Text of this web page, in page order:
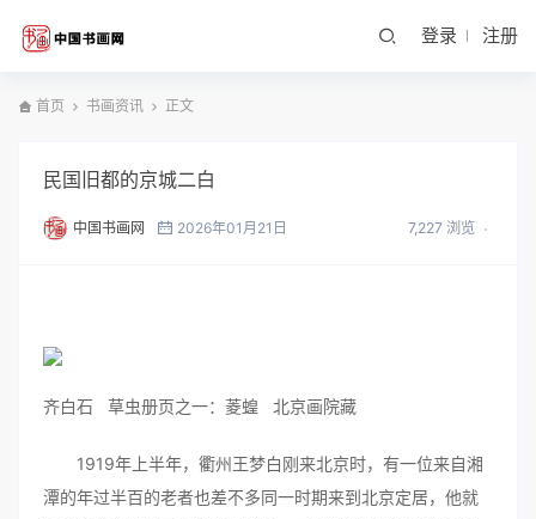
登录 注册
首页 书画资讯 正文
民国旧都的京城二白
中国书画网 2026年01月21日 7,227 浏览
齐白石 草虫册页之一：菱蝗 北京画院藏
1919年上半年，衢州王梦白刚来北京时，有一位来自湘
潭的年过半百的老者也差不多同一时期来到北京定居，他就